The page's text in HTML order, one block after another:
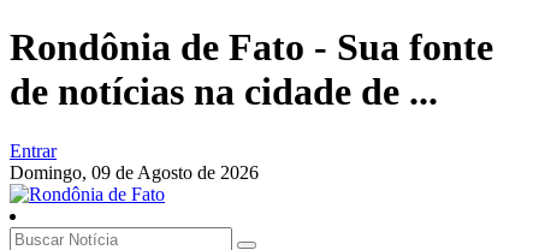
Rondônia de Fato - Sua fonte
de notícias na cidade de ...
Entrar
Domingo, 09 de Agosto de 2026